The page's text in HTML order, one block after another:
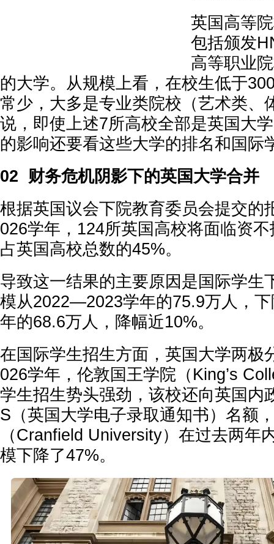
英国高等
包括颁发
高等职业
的大学。从规模上看，在校生低于
常少，大多是专业类院校（艺术类、
说，即使上述7所高校全部是英国大
的影响还要看这些大学的排名和国际
02 财务危机阴影下的英国大学合并
根据英国议会下院教育委员会提交
026学年，124所英国高校将面临资
占英国高校总数的45%。
导致这一结果的主要原因是国际学生
模从2022—2023学年的75.9万人，
年的68.6万人，降幅近10%。
在国际学生招生方面，英国大学两
026学年，伦敦国王学院（King’s
学生招生势头强劲，该校还向英国内
S（英国大学电子录取通知书）名额
（Cranfield University）在过去两年
模下降了47%。